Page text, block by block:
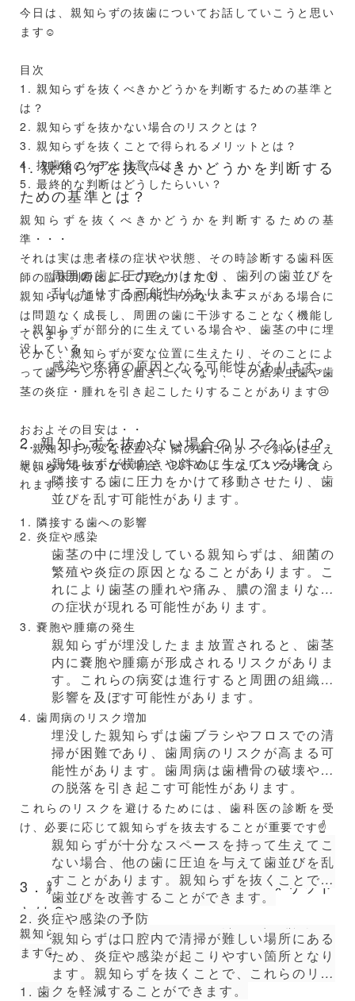
炎症が一時的に鎮静化すると、痛みが和らぐことがあり
ます。
みがぶり返す可能性があります。
例えば、歯周病による炎症が一時的に治まっても、歯周
ポケットの中で細菌が増殖し続けると、再び炎症が起こ
り、痛みが再発することがあります。
③外部刺激の減少
冷たい飲み物や甘い食べ物など、特定の刺激が原因で痛
みが生じている場合、その刺激がなくなると痛みが消え
ることがあります。
しかし、これは一時的なものであり、再び刺激が加わる
と痛みが再発することがあります。
例えば、冷たい飲み物を避けている間は痛みがないかも
しれませんが、再び摂取すると痛みが戻ってくることが
あります。
２．痛みが消えたときの注意点
①早期の歯科受診
痛みが消えたからといって安心せず、早めに歯科医院を
受診することが重要です。痛みの原因を特定し、適切な
治療を受けることで、将来的なトラブルを防ぐことがで
きます。特に、神経の壊死が疑われる場合は、早期に治
療を受けることで、歯を保存する可能性が高まります。
②定期的な検診
痛みがなくても、定期的な歯科検診を受けることで、虫
歯や歯周病の早期発見・早期治療が可能になります。
定期検診は、口腔内の健康を維持するために欠かせませ
歯科医師によるプロフェッショナルクリーニングや、歯
の状態のチェックを受けることで、潜在的な問題を未然
に防ぐことができます。
③セルフケアの徹底
日常的なセルフケアを徹底することで、再発を防ぐこと
ができます。
正しい歯磨きやフロスの使用、バランスの取れた食生活
を心がけましょう。
特に、歯磨きの際には、歯と歯茎の境目を丁寧に磨くこ
とが重要です。
また、フロスを使用することで、歯と歯の間に詰まった
食べ物やプラークを効果的に除去することができます。
歯の痛みが突然消えることはありますが、それが必ずし
も良い兆候であるとは限りません。
痛みが消えたからといって安心せず、早めに歯科医院を
受診し、適切な診断と治療を受けることが大切です✨
今日は、親知らずの抜歯についてお話していこうと思い
ます☺️
目次
1. 親知らずを抜くべきかどうかを判断するための基準と
は？
2. 親知らずを抜かない場合のリスクとは？
3. 親知らずを抜くことで得られるメリットとは？
4. 抜歯後のケアと注意点は？
5. 最終的な判断はどうしたらいい？
1. 親知らずを抜くべきかどうかを判断する
ための基準とは？
親知らずを抜くべきかどうかを判断するための基
準・・・
それは実は患者様の症状や状態、その時診断する歯科医
師の臨床判断によって異なります😲
親知らずは通常、口腔内に十分なスペースがある場合に
は問題なく成長し、周囲の歯に干渉することなく機能し
ています。
しかし、親知らずが変な位置に生えたり、そのことによ
って歯ブラシが行き届きにくくなり、その結果虫歯や歯
茎の炎症・腫れを引き起こしたりすることがあります😢
おおよその目安は・・
・親知らずが変な位置や、隣の歯に向かって斜めに生え
ている
周囲の歯に圧力をかけたり、歯列の歯並びを
乱したりする可能性があります。
・親知らずが部分的に生えている場合や、歯茎の中に埋
没している
感染や疼痛の原因となる可能性があります。
2. 親知らずを抜かない場合のリスクとは？
親知らずを抜かない場合、以下のようなリスクが考えら
れます。
1. 隣接する歯への影響
親知らずが横向きや斜めに生えている場合、
隣接する歯に圧力をかけて移動させたり、歯
並びを乱す可能性があります。
2. 炎症や感染
歯茎の中に埋没している親知らずは、細菌の
繁殖や炎症の原因となることがあります。こ
れにより歯茎の腫れや痛み、膿の溜まりなど
の症状が現れる可能性があります。
3. 嚢胞や腫瘍の発生
親知らずが埋没したまま放置されると、歯茎
内に嚢胞や腫瘍が形成されるリスクがありま
す。これらの病変は進行すると周囲の組織に
影響を及ぼす可能性があります。
4. 歯周病のリスク増加
埋没した親知らずは歯ブラシやフロスでの清
掃が困難であり、歯周病のリスクが高まる可
能性があります。歯周病は歯槽骨の破壊や歯
の脱落を引き起こす可能性があります。
これらのリスクを避けるためには、歯科医の診断を受
け、必要に応じて親知らずを抜去することが重要です☝️
3．親知らずを抜くことで得られるメリット
とは？
親知らずを抜くメリットとしては、以下の点が挙げられ
ます😲
1. 歯並びの改善
親知らずが十分なスペースを持って生えてこ
ない場合、他の歯に圧迫を与えて歯並びを乱
すことがあります。親知らずを抜くことで、
歯並びを改善することができます。
2. 炎症や感染の予防
親知らずは口腔内で清掃が難しい場所にある
ため、炎症や感染が起こりやすい箇所となり
ます。親知らずを抜くことで、これらのリス
クを軽減することができます。